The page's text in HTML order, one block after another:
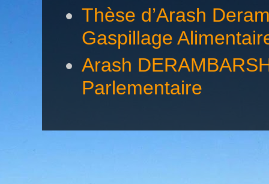
Thèse d’Arash
Gaspillage
Arash
Parlementaire